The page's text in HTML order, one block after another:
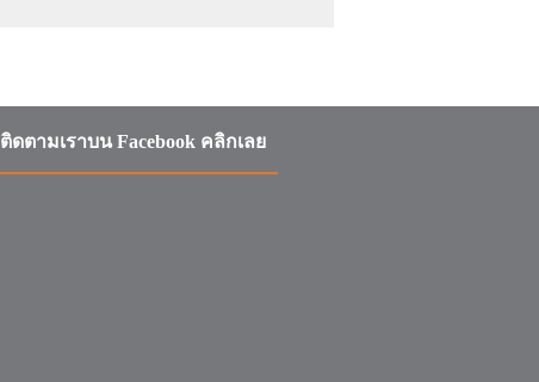
ติดตามเราบน Facebook คลิกเลย